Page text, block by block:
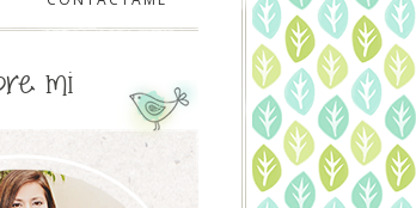
mi